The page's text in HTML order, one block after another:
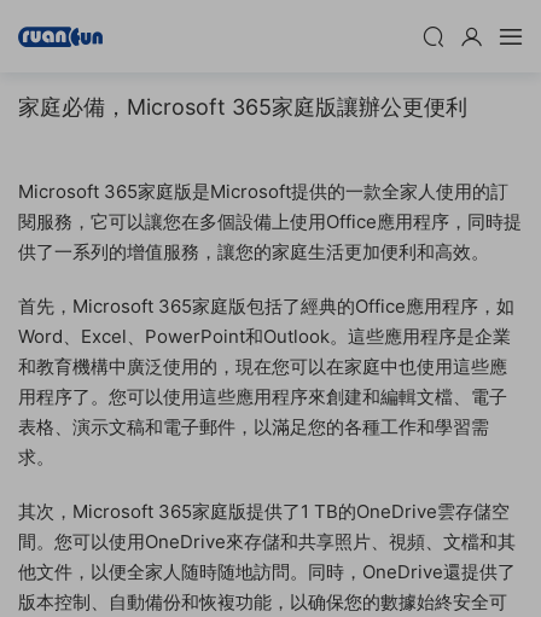
家庭必備，Microsoft 365家庭版讓辦公更便利
Microsoft 365家庭版是Microsoft提供的一款全家人使用的訂
閱服務，它可以讓您在多個設備上使用Office應用程序，同時提
供了一系列的增值服務，讓您的家庭生活更加便利和高效。
首先，Microsoft 365家庭版包括了經典的Office應用程序，如
Word、Excel、PowerPoint和Outlook。這些應用程序是企業
和教育機構中廣泛使用的，現在您可以在家庭中也使用這些應
用程序了。您可以使用這些應用程序來創建和編輯文檔、電子
表格、演示文稿和電子郵件，以滿足您的各種工作和學習需
求。
其次，Microsoft 365家庭版提供了1 TB的OneDrive雲存儲空
間。您可以使用OneDrive來存儲和共享照片、視頻、文檔和其
他文件，以便全家人随時随地訪問。同時，OneDrive還提供了
版本控制、自動備份和恢複功能，以确保您的數據始終安全可